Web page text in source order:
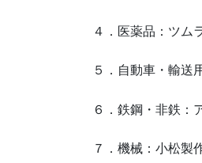
４．医薬品：ツム
５．自動車・輸送
６．鉄鋼・非鉄：
７．機械：小松製